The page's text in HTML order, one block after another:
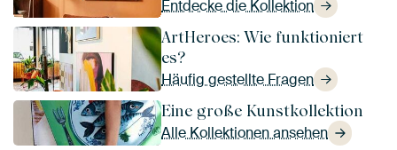
Entdecke die Kollektion
ArtHeroes: Wie funktioniert
es?
Häufig gestellte Fragen
Eine große Kunstkollektion
Alle Kollektionen ansehen